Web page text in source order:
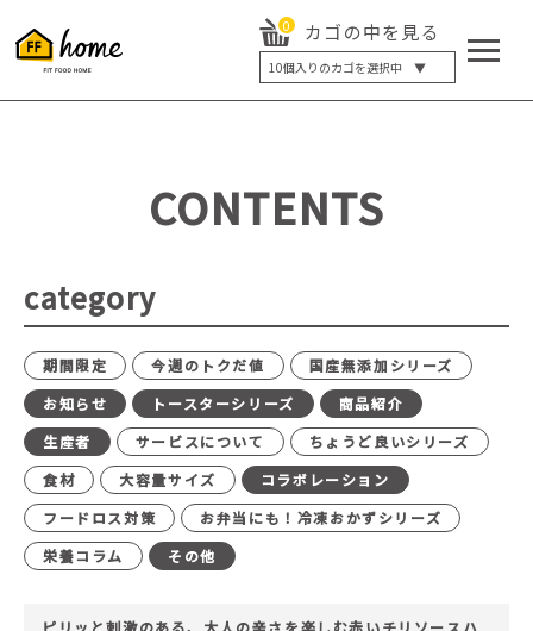
0 カゴの中を見る
10個入りのカゴを選択中 ▼
5個入り
20個入り
最大12%OFF
CONTENTS
category
期間限定 今週のトクだ値
国産無添加シリーズ
お知らせ
トースターシリーズ
商品紹介
生産者
サービスについて
ちょうど良いシリーズ
食材
大容量サイズ
コラボレーション
フードロス対策
お弁当にも！冷凍おかずシリーズ
栄養コラム
その他
ピリッと刺激のある、大人の辛さを楽しむ赤いチリソースハ